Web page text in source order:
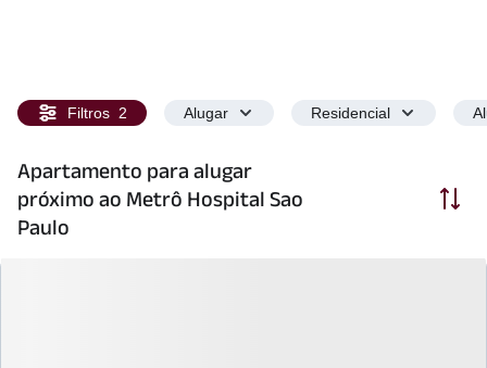
Filtros 2 Alugar Residencial
Apartamento para alugar
próximo ao Metrô Hospital Sao
Paulo
Ordenar